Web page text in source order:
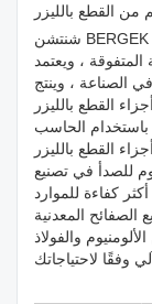
شنتشن BERGEK TECHNOLOGY CO. ، LTD. يتوافق مع اتجاه
المتفوقة ، ويعتمد
في الصناعة ، وينتج
القطع بالليزر
باستخدام الحاسب
القطع بالليزر
للصدأ في تصنيع
كفاءة للموارد
المعدنية
والفولاذ